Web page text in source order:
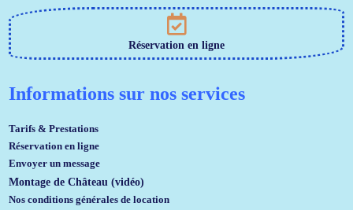
Réservation en ligne
Informations sur nos services
Tarifs & Prestations
Réservation en ligne
Envoyer un message
Montage de Château (vidéo)
Nos conditions générales de location